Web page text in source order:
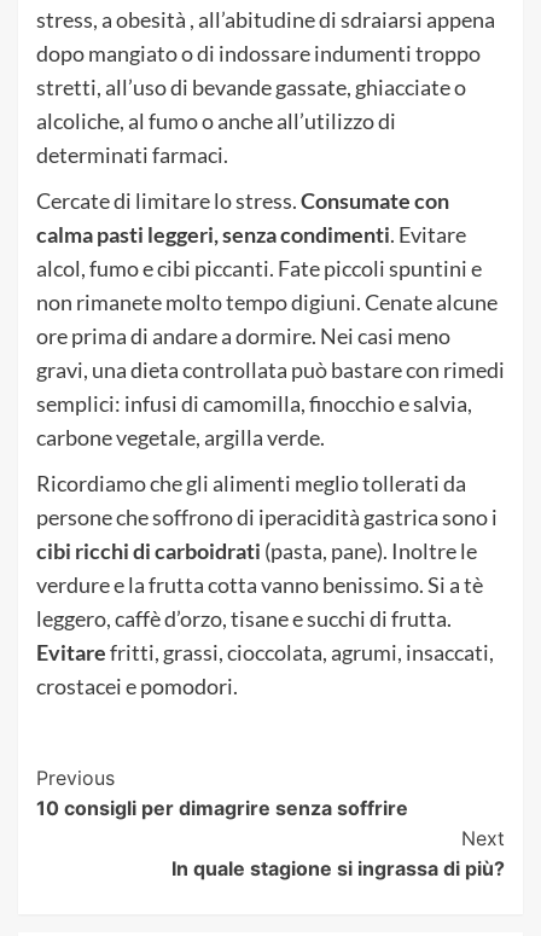
stress, a obesità , all’abitudine di sdraiarsi appena
dopo mangiato o di indossare indumenti troppo
stretti, all’uso di bevande gassate, ghiacciate o
alcoliche, al fumo o anche all’utilizzo di
determinati farmaci.
Cercate di limitare lo stress.Consumate con
calma pasti leggeri, senza condimenti. Evitare
alcol, fumo e cibi piccanti. Fate piccoli spuntini e
non rimanete molto tempo digiuni. Cenate alcune
ore prima di andare a dormire. Nei casi meno
gravi, una dieta controllata può bastare con rimedi
semplici: infusi di camomilla, finocchio e salvia,
carbone vegetale, argilla verde.
Ricordiamo che gli alimenti meglio tollerati da
persone che soffrono di iperacidità gastrica sono i
cibi ricchi di carboidrati (pasta, pane). Inoltre le
verdure e la frutta cotta vanno benissimo. Si a tè
leggero, caffè d’orzo, tisane e succhi di frutta.
Evitarefritti, grassi, cioccolata, agrumi, insaccati,
crostacei e pomodori.
Post
Navigation
Previous
10 consigli per dimagrire senza soffrire
Next
In quale stagione si ingrassa di più?